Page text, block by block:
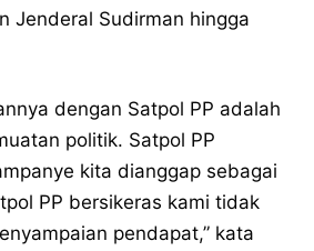
Jenderal Sudirman hingga
dengan Satpol PP adalah
politik. Satpol PP
kita dianggap sebagai
PP bersikeras kami tidak
pendapat,” kata